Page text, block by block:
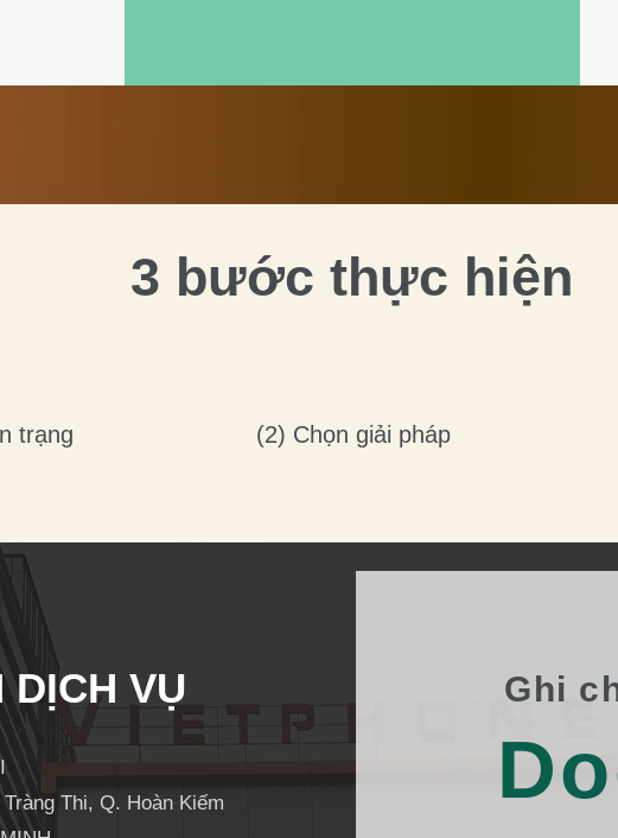
3 bước thực hiện
trạng (2) Chọn giải pháp
DỊCH VỤ
Thi, Q. Hoàn Kiếm
Ghi